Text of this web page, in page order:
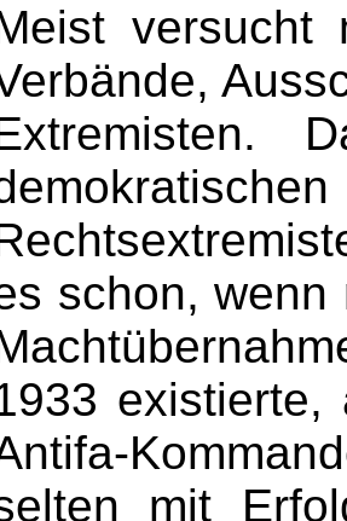
versucht
schon, wenn
mit